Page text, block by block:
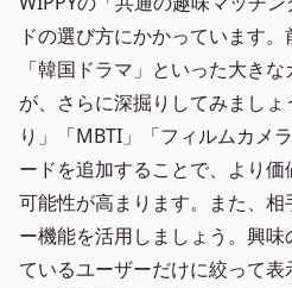
ドの選び方にかかっています
「韓国ドラマ」といった大き
が、さらに深掘りしてみまし
り」「MBTI」「フィルムカメ
ードを追加することで、より
可能性が高まります。また、
ー機能を活用しましょう。興
ているユーザーだけに絞って